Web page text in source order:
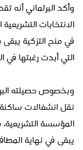
وأكد البرلماني
في منح التزكية
التي أبدت رغبتها في
وبخصوص حصيلته
نقل انشغالات ساكنة
المؤسسة التشريعية،
يبقى في نهاية